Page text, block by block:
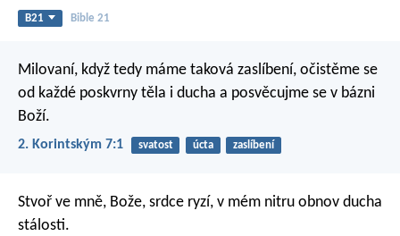
B21 Bible 21
Milovaní, když tedy máme taková zaslíbení, očistěme se
od každé poskvrny těla i ducha a posvěcujme se v bázni
Boží.
2. Korintským 7:1 svatost úcta zaslíbení
Stvoř ve mně, Bože, srdce ryzí, v mém nitru obnov ducha
stálosti.